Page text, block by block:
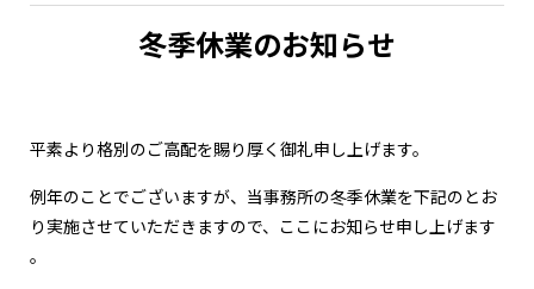
冬季休業のお知らせ
平素より格別のご高配を賜り厚く御礼申し上げます。
例年のことでございますが、当事務所の冬季休業を下記のとお
り実施させていただきますので、ここにお知らせ申し上げます
。